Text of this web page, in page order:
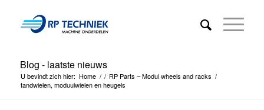
Blog - laatste nieuws
U bevindt zich hier: Home / / RP Parts – Modul wheels and racks /
tandwielen, moduulwielen en heugels